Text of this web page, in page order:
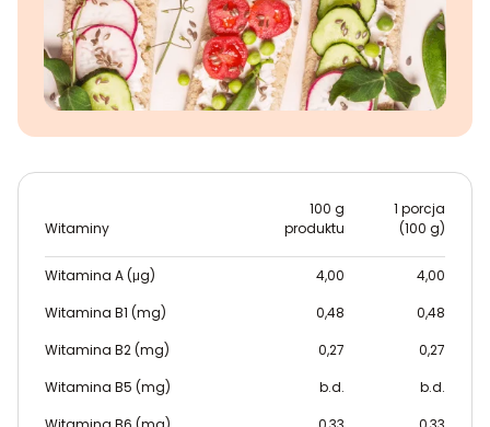
Witaminy
100 g
produktu
1 porcja
(100 g)
Witamina A (μg) 4,00
4,00
Witamina B1 (mg)
0,48
0,48
Witamina B2 (mg)
0,27
0,27
Witamina B5 (mg)
b.d.
b.d.